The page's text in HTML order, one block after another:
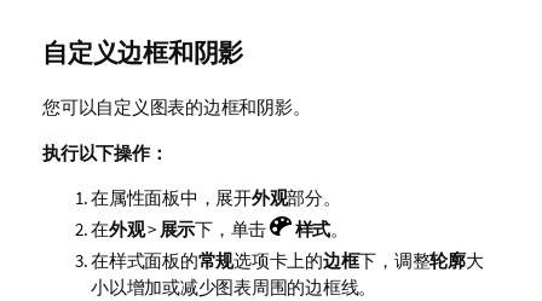
自定义边框和阴影
您可以自定义图表的边框和阴影。
执行以下操作：
在属性面板中，展开外观部分。
在外观> 展示下，单击 样式。
在样式面板的常规选项卡上的边框下，调整轮廓大
小以增加或减少图表周围的边框线。